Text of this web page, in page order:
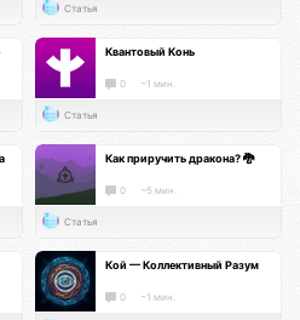
Статья
Квантовый Конь
0 ~1 мин.
Статья
Как приручить дракона? 🐉
0 ~5 мин.
Статья
Кой — Коллективный Разум
0 ~1 мин.